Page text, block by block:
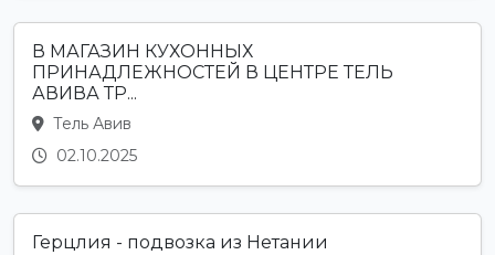
В МАГАЗИН КУХОННЫХ
ПРИНАДЛЕЖНОСТЕЙ В ЦЕНТРЕ ТЕЛЬ
АВИВА ТР...
Тель Авив
02.10.2025
Герцлия - подвозка из Нетании